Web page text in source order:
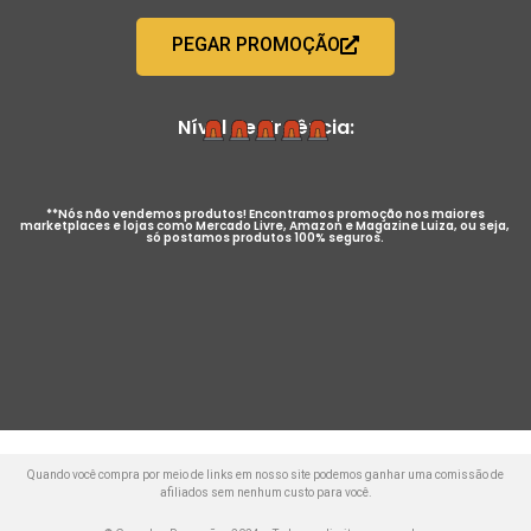
PEGAR PROMOÇÃO
Nível de Urgência:
**Nós não vendemos produtos! Encontramos promoção nos maiores
marketplaces e lojas como Mercado Livre, Amazon e Magazine Luiza, ou seja,
só postamos produtos 100% seguros.
Quando você compra por meio de links em nosso site podemos ganhar uma comissão de
afiliados sem nenhum custo para você.